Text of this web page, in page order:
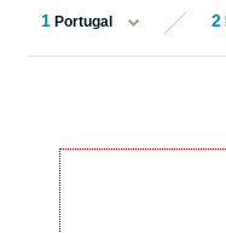
1 Portugal 2